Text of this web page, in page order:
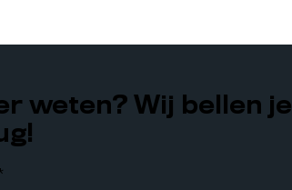
weten? Wij bellen je